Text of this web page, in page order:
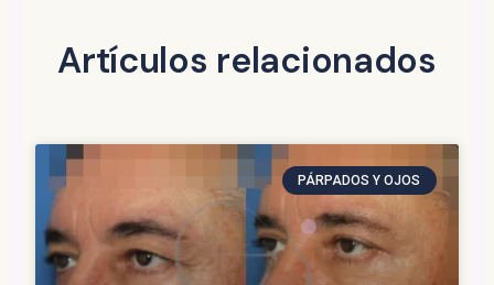
Artículos relacionados
PÁRPADOS Y OJOS